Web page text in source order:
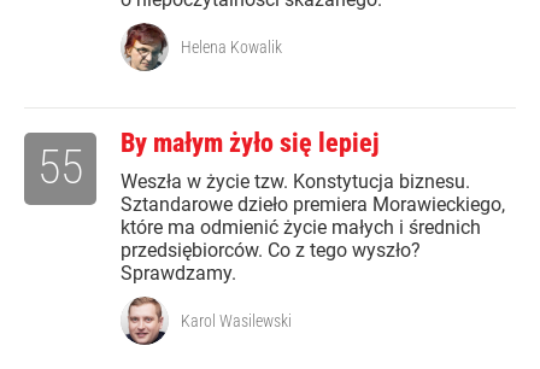
Helena Kowalik
By małym żyło się lepiej
Weszła w życie tzw. Konstytucja biznesu.
Sztandarowe dzieło premiera Morawieckiego,
które ma odmienić życie małych i średnich
przedsiębiorców. Co z tego wyszło?
Sprawdzamy.
55
Karol Wasilewski